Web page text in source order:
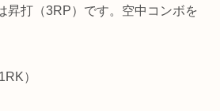
昇打（3RP）です。空中コンボを
）